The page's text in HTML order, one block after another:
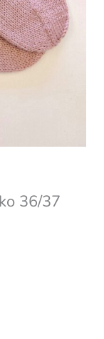
36/37